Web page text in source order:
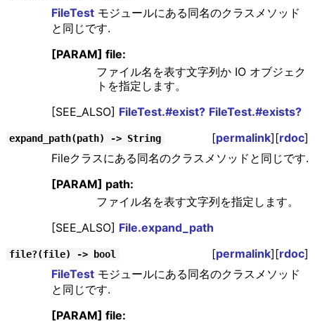
FileTestモジュールにある同名のクラスメソッド
と同じです.
[PARAM] file:
ファイル名を表す文字列か IO オブジェク
トを指定します。
[SEE_ALSO] FileTest.#exist? FileTest.#exists?
expand_path(path) -> String [permalink][rdoc]
Fileクラスにある同名のクラスメソッドと同じです.
[PARAM] path:
ファイル名を表す文字列を指定します。
[SEE_ALSO] File.expand_path
file?(file) -> bool [permalink][rdoc]
FileTestモジュールにある同名のクラスメソッド
と同じです.
[PARAM] file: